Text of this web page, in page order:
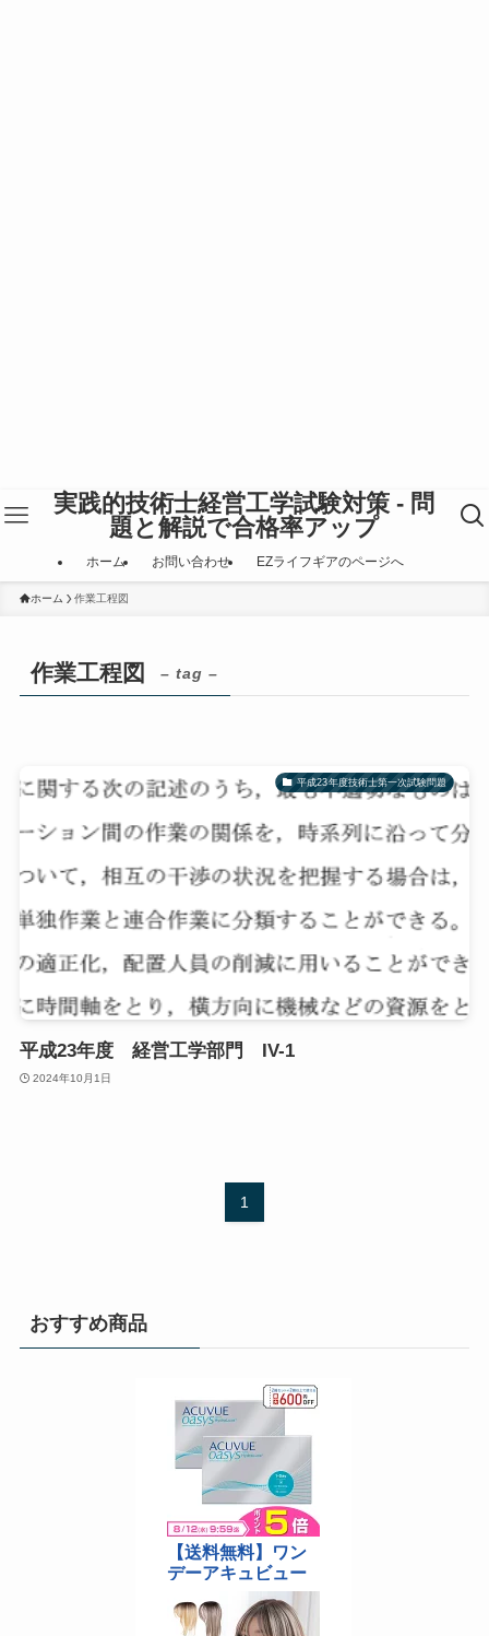
実践的技術士経営工学試験対策 - 問
題と解説で合格率アップ
ホーム お問い合わせ EZライフギアのページへ
ホーム 作業工程図
作業工程図 – tag –
平成23年度技術士第一次試験問題
平成23年度 経営工学部門 IV-1
2024年10月1日
1
おすすめ商品